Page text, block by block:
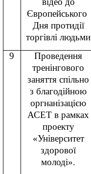
Європейського
Дня протидії
торгівлі людьми
9
Проведення
тренінгового
заняття спільно
з благодійною
оргнанізацією
АСЕТ в рамках
проекту
«Університет
здорової
молоді».